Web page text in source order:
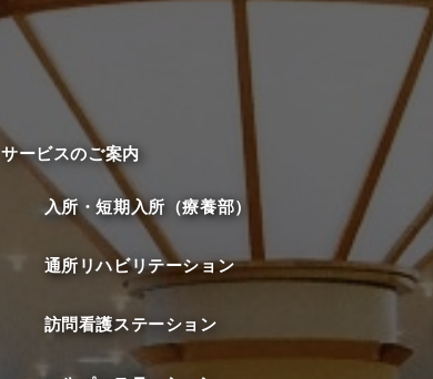
サービスのご案内
入所・短期入所（療養部）
通所リハビリテーション
訪問看護ステーション